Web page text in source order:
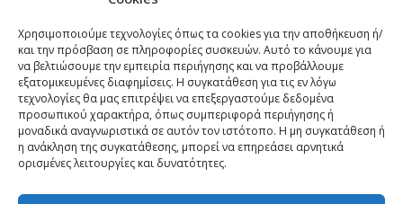
Χρησιμοποιούμε τεχνολογίες όπως τα cookies για την αποθήκευση ή/
και την πρόσβαση σε πληροφορίες συσκευών. Αυτό το κάνουμε για
να βελτιώσουμε την εμπειρία περιήγησης και να προβάλλουμε
εξατομικευμένες διαφημίσεις. Η συγκατάθεση για τις εν λόγω
τεχνολογίες θα μας επιτρέψει να επεξεργαστούμε δεδομένα
προσωπικού χαρακτήρα, όπως συμπεριφορά περιήγησης ή
μοναδικά αναγνωριστικά σε αυτόν τον ιστότοπο. Η μη συγκατάθεση ή
η ανάκληση της συγκατάθεσης, μπορεί να επηρεάσει αρνητικά
ορισμένες λειτουργίες και δυνατότητες.